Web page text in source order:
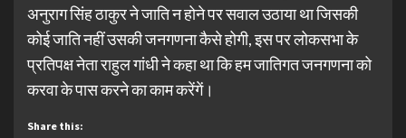
अनुराग सिंह ठाकुर ने जाति न होने पर सवाल उठाया था जिसकी
कोई जाति नहीं उसकी जनगणना कैसे होगी, इस पर लोकसभा के
प्रतिपक्ष नेता राहुल गांधी ने कहा था कि हम जातिगत जनगणना को
करवा के पास करने का काम करेंगें।
Share this: